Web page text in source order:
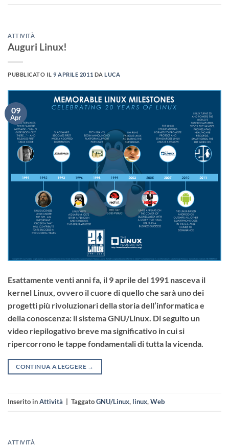
ATTIVITÀ
Auguri Linux!
PUBBLICATO IL 9 APRILE 2011 DALUCA
09
Apr
Esattamente venti anni fa, il 9 aprile del 1991 nasceva il
kernel Linux, ovvero il cuore di quello che sarà uno dei
progetti più rivoluzionari della storia dell’informatica e
della conoscenza: il sistema GNU/Linux. Di seguito un
video riepilogativo breve ma significativo in cui si
ripercorrono le tappe fondamentali di tutta la vicenda.
CONTINUA A LEGGERE →
Inserito inAttività TaggatoGNU/Linux, linux,Web
ATTIVITÀ